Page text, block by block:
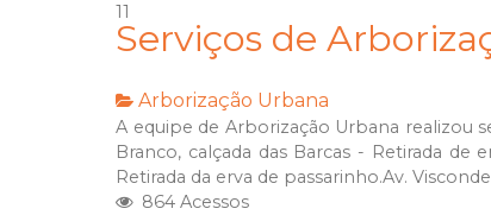
11
Serviços de
Arborização Urbana
A equipe de Arborização Urbana realizou
Branco, calçada das Barcas - Retirada de
Retirada da erva de passarinho.Av.
864 Acessos